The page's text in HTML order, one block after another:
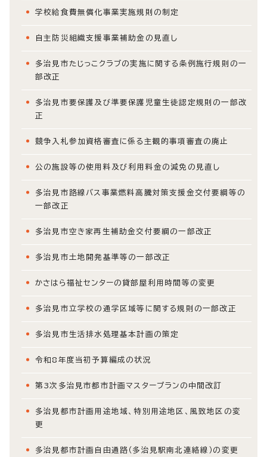
学校給食費無償化事業実施規則の制定
自主防災組織支援事業補助金の見直し
多治見市たじっこクラブの実施に関する条例施行規則の一
部改正
多治見市要保護及び準要保護児童生徒認定規則の一部改
正
競争入札参加資格審査に係る主観的事項審査の廃止
公の施設等の使用料及び利用料金の減免の見直し
多治見市路線バス事業燃料高騰対策支援金交付要綱等の
一部改正
多治見市空き家再生補助金交付要綱の一部改正
多治見市土地開発基準等の一部改正
かさはら福祉センターの貸部屋利用時間等の変更
多治見市立学校の通学区域等に関する規則の一部改正
多治見市生活排水処理基本計画の策定
令和8年度当初予算編成の状況
第3次多治見市都市計画マスタープランの中間改訂
多治見都市計画用途地域、特別用途地区、風致地区の変
更
多治見都市計画自由通路（多治見駅南北連絡線）の変更